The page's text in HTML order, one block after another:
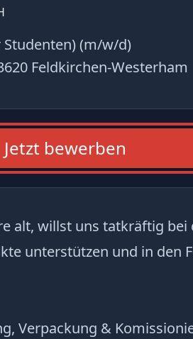
Studenten) (m/w/d)
Feldkirchen-Westerham
Jetzt bewerben
alt, willst uns tatkräftig
unterstützen und in den
Verpackung &